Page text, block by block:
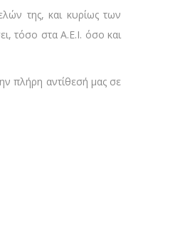
της, και κυρίως των
τόσο στα Α.Ε.Ι. όσο και
πλήρη αντίθεσή μας σε